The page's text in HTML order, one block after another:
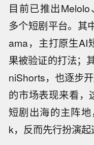
目前已推出
多个短剧平台。其
ama，主打原生AI
果被验证的打法；
niShorts，也逐步
的市场表现来看，
短剧出海的主阵
k，反而先行扮演起